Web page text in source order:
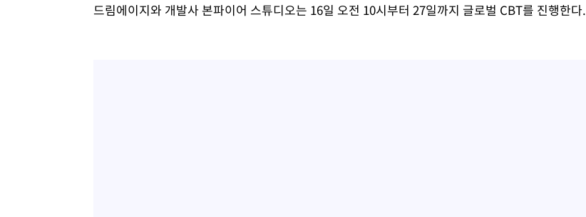
'여긴 20도, 저긴 50도'…열화상 카메라로 본 폭염 저감시설 '온도차'
드림에이지와 개발사 본파이어 스튜디오는 16일 오전 10시부터 27일까지 글로벌 CBT를 진행한다.